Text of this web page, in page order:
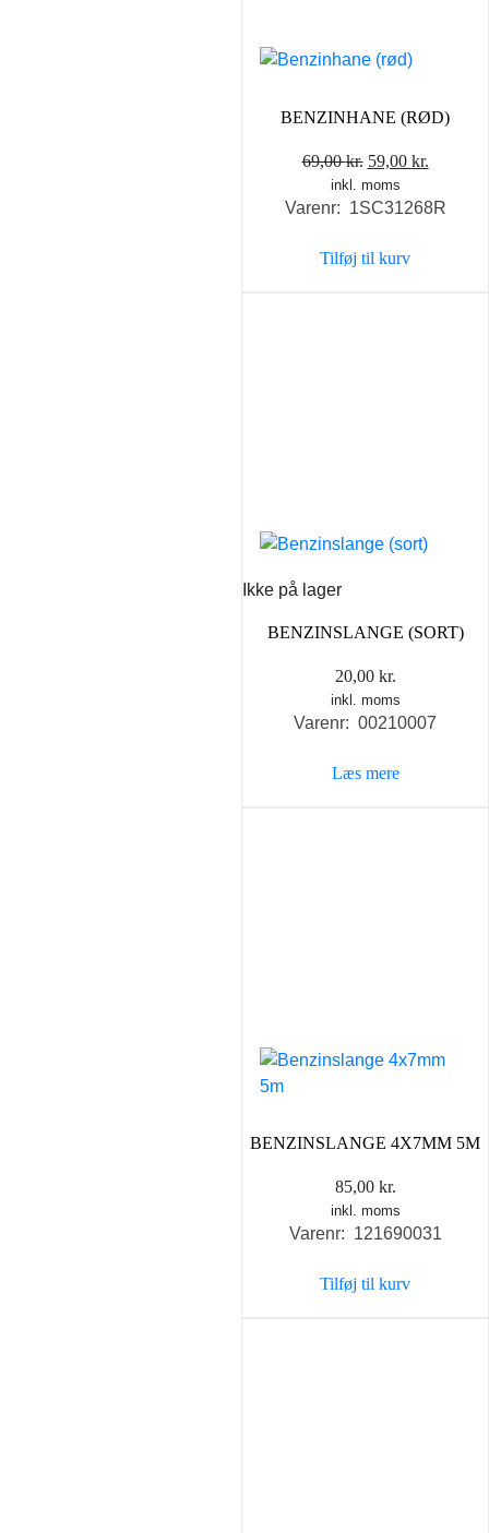
BENZINHANE (RØD)
69,00kr. Den
oprindelige
pris
69,00 kr..
59,00 kr.
pris
inkl. moms
Varenr: 1SC31268R
Tilføj til kurv
Ikke på lager
BENZINSLANGE (SORT)
20,00 kr.
inkl. moms
Varenr: 00210007
Læs mere
BENZINSLANGE 4X7MM 5M
85,00 kr.
inkl. moms
Varenr: 121690031
Tilføj til kurv